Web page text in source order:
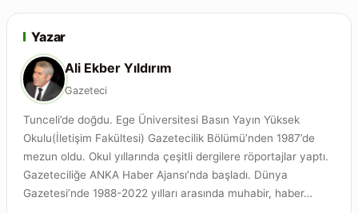
Yazar
Ali Ekber Yıldırım
Gazeteci
Tunceli’de doğdu. Ege Üniversitesi Basın Yayın Yüksek
Okulu(İletişim Fakültesi) Gazetecilik Bölümü’nden 1987’de
mezun oldu. Okul yıllarında çeşitli dergilere röportajlar yaptı.
Gazeteciliğe ANKA Haber Ajansı’nda başladı. Dünya
Gazetesi’nde 1988-2022 yılları arasında muhabir, haber…